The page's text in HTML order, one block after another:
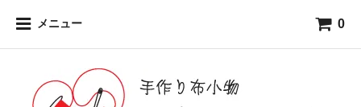
メニュー 0